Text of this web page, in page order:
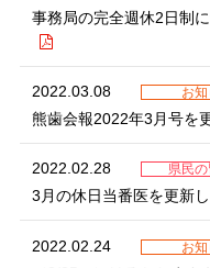
事務局の完全週休2日制
2022.03.08 お
熊歯会報2022年3月号を
2022.02.28 県民
3月の休日当番医を更新し
2022.02.24 お